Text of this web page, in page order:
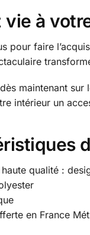
vie à
pour faire
maintenant sur
intérieur un
qualité :
en France